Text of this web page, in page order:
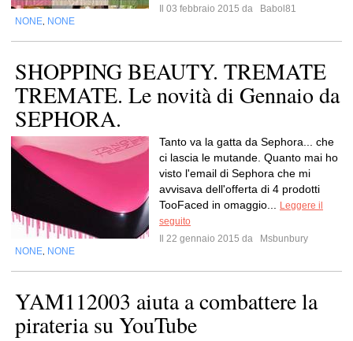
Il 03 febbraio 2015 da
Babol81
NONE NONE
SHOPPING BEAUTY. TREMATE
TREMATE. Le novità di Gennaio da
SEPHORA.
Tanto va la gatta da Sephora... che
ci lascia le mutande. Quanto mai ho
visto l'email di Sephora che mi
avvisava dell'offerta di 4 prodotti
TooFaced in omaggio...
Leggere il
seguito
Il 22 gennaio 2015 da
Msbunbury
NONE NONE
YAM112003 aiuta a combattere la
pirateria su YouTube